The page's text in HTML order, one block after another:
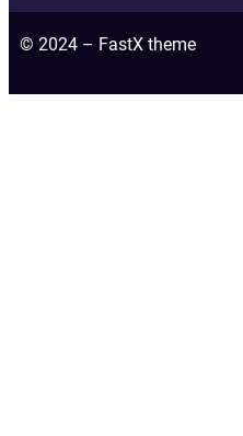
© 2024 – FastX theme